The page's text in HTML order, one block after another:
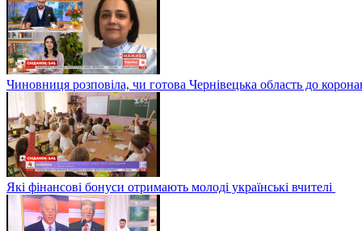
Чиновниця розповіла, чи готова Чернівецька область до
Які фінансові бонуси отримають молоді українські вчителі